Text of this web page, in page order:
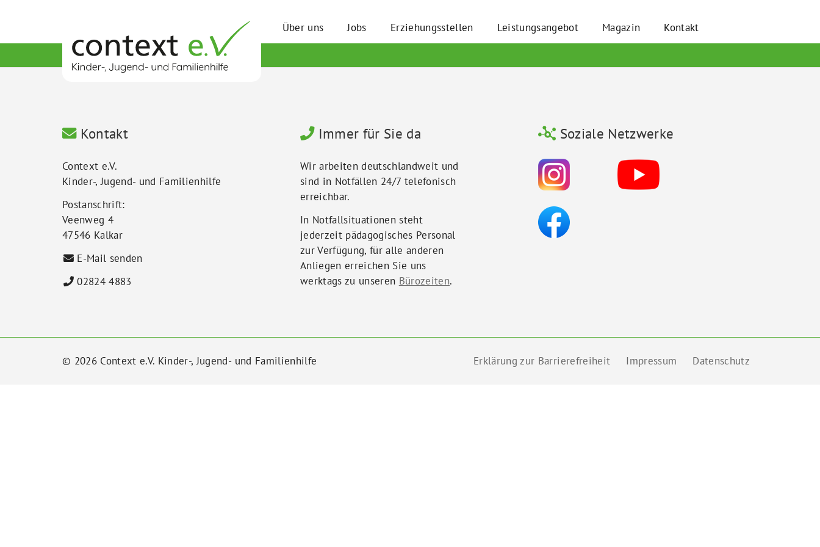
Über uns Jobs Erziehungsstellen Leistungsangebot Magazin Kontakt
Kontakt
Context e.V.
Kinder-, Jugend- und Familienhilfe
Postanschrift:
Veenweg 4
47546 Kalkar
E-Mail senden
02824 4883
Immer für Sie da
Wir arbeiten deutschlandweit und
sind in Notfällen 24/7 telefonisch
erreichbar.
In Notfallsituationen steht
jederzeit pädagogisches Personal
zur Verfügung, für alle anderen
Anliegen erreichen Sie uns
werktags zu unseren Bürozeiten.
Soziale Netzwerke
© 2026 Context e.V. Kinder-, Jugend- und Familienhilfe Erklärung zur Barrierefreiheit Impressum Datenschutz